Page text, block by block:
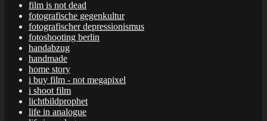
film is not dead
fotografische gegenkultur
fotografischer depressionismus
fotoshooting berlin
handabzug
handmade
home story
i buy film - not megapixel
i shoot film
lichtbildprophet
life in analogue